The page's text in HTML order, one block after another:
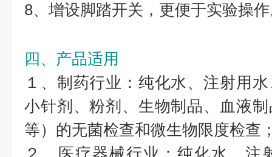
8、增设脚踏开关，更便于实验操
四、产品适用
１、制药行业：纯化水、注射用
小针剂、粉剂、生物制品、血液
等）的无菌检查和微生物限度检查
２、医疗器械行业：纯化水、注